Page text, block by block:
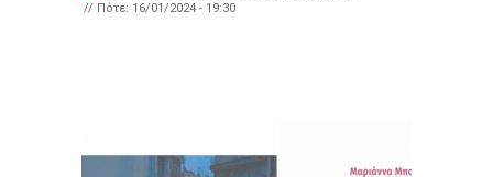
// Πότε: 16/01/2024 - 19:30